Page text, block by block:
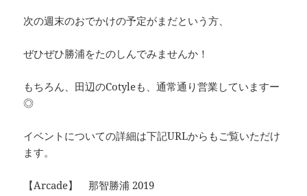
次の週末のおでかけの予定がまだという方、
ぜひぜひ勝浦をたのしんでみませんか！
もちろん、田辺のCotyleも、通常通り営業していますー
◎
イベントについての詳細は下記URLからもご覧いただけ
ます。
【Arcade】 那智勝浦 2019